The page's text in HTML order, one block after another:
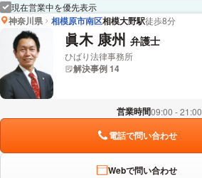
現在営業中を優先表示
神奈川県 相模原市南区相模大野駅徒歩8分
眞木 康州 弁護士
ひばり法律事務所
解決事例 14
営業時間09:00 - 21:00
電話で問い合わせ
Webで問い合わせ